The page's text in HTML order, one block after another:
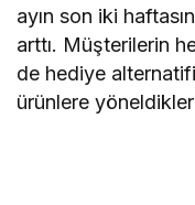
ayın son iki
arttı. Müşterilerin
de hediye
ürünlere